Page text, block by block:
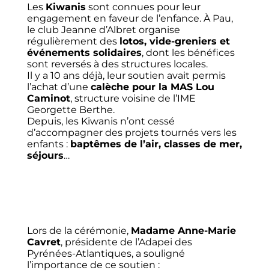
Les Kiwanis sont connues pour leur
engagement en faveur de l’enfance. À Pau,
le club Jeanne d’Albret organise
régulièrement des lotos, vide-greniers et
événements solidaires, dont les bénéfices
sont reversés à des structures locales.
Il y a 10 ans déjà, leur soutien avait permis
l’achat d’une calèche pour la MAS Lou
Caminot, structure voisine de l’IME
Georgette Berthe.
Depuis, les Kiwanis n’ont cessé
d’accompagner des projets tournés vers les
enfants : baptêmes de l’air, classes de mer,
séjours…
Lors de la cérémonie, Madame Anne-Marie
Cavret, présidente de l’Adapei des
Pyrénées-Atlantiques, a souligné
l’importance de ce soutien :